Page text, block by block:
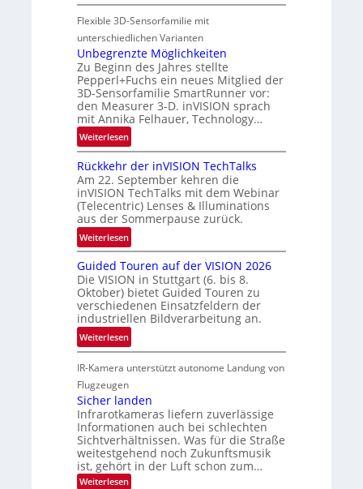
R
a
u
m
f
a
h
r
t
t
e
c
h
n
i
k
i
o
n
P
a
r
t
n
e
r
s
c
h
t
z
w
i
s
c
h
e
n
4
K
M
e
m
s
u
n
d
M
Flexible 3D-Sensorfamilie mit
unterschiedlichen Varianten
Unbegrenzte Möglichkeiten
Zu Beginn des Jahres stellte
Pepperl+Fuchs ein neues Mitglied der
3D-Sensorfamilie SmartRunner vor:
den Measurer 3-D. inVISION sprach
mit Annika Felhauer, Technology…
Weiterlesen:
U
n
b
e
g
r
e
z
t
e
M
ö
g
l
i
c
h
k
e
i
t
Rückkehr der inVISION TechTalks
Am 22. September kehren die
inVISION TechTalks mit dem Webinar
(Telecentric) Lenses & Illuminations
aus der Sommerpause zurück.
Weiterlesen:
R
ü
c
k
k
e
h
d
e
r
i
n
V
I
S
Guided Touren auf der VISION 2026
Die VISION in Stuttgart (6. bis 8.
Oktober) bietet Guided Touren zu
verschiedenen Einsatzfeldern der
industriellen Bildverarbeitung an.
Weiterlesen:
G
u
i
d
e
d
T
o
u
IR-Kamera unterstützt autonome Landung von
Flugzeugen
Sicher landen
Infrarotkameras liefern zuverlässige
Informationen auch bei schlechten
Sichtverhältnissen. Was für die Straße
weitestgehend noch Zukunftsmusik
ist, gehört in der Luft schon zum…
Weiterlesen: